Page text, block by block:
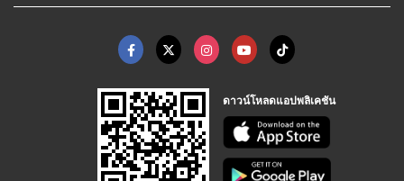
ดาวน์โหลดแอปพลิเคชัน